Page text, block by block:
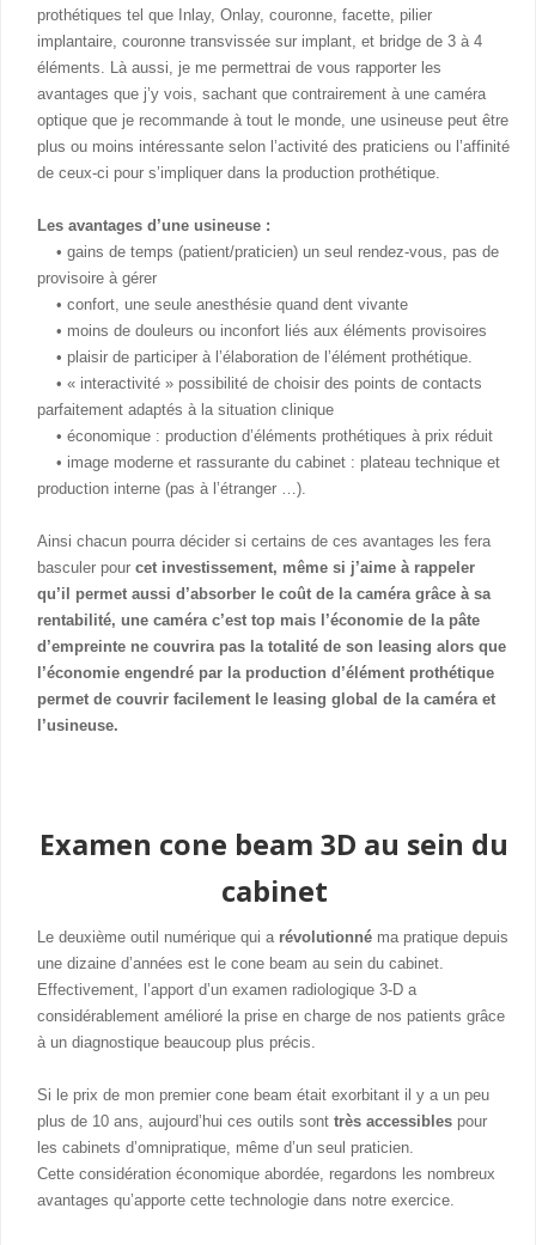
prothétiques tel que Inlay, Onlay, couronne, facette, pilier
implantaire, couronne transvissée sur implant, et bridge de 3 à 4
éléments. Là aussi, je me permettrai de vous rapporter les
avantages que j’y vois, sachant que contrairement à une caméra
optique que je recommande à tout le monde, une usineuse peut être
plus ou moins intéressante selon l’activité des praticiens ou l’affinité
de ceux-ci pour s’impliquer dans la production prothétique.
Les avantages d’une usineuse :
• gains de temps (patient/praticien) un seul rendez-vous, pas de
provisoire à gérer
• confort, une seule anesthésie quand dent vivante
• moins de douleurs ou inconfort liés aux éléments provisoires
• plaisir de participer à l’élaboration de l’élément prothétique.
• « interactivité » possibilité de choisir des points de contacts
parfaitement adaptés à la situation clinique
• économique : production d’éléments prothétiques à prix réduit
• image moderne et rassurante du cabinet : plateau technique et
production interne (pas à l’étranger …).
Ainsi chacun pourra décider si certains de ces avantages les fera
basculer pour cet investissement, même si j’aime à rappeler
qu’il permet aussi d’absorber le coût de la caméra grâce à sa
rentabilité, une caméra c’est top mais l’économie de la pâte
d’empreinte ne couvrira pas la totalité de son leasing alors que
l’économie engendré par la production d’élément prothétique
permet de couvrir facilement le leasing global de la caméra et
l’usineuse.
Examen cone beam 3D au sein du
cabinet
Le deuxième outil numérique qui a révolutionné ma pratique depuis
une dizaine d’années est le cone beam au sein du cabinet.
Effectivement, l’apport d’un examen radiologique 3-D a
considérablement amélioré la prise en charge de nos patients grâce
à un diagnostique beaucoup plus précis.
Si le prix de mon premier cone beam était exorbitant il y a un peu
plus de 10 ans, aujourd’hui ces outils sont très accessibles pour
les cabinets d’omnipratique, même d’un seul praticien.
Cette considération économique abordée, regardons les nombreux
avantages qu’apporte cette technologie dans notre exercice.